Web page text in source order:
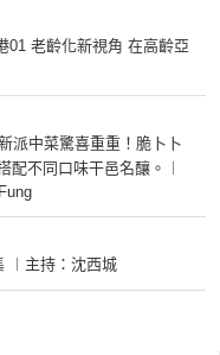
01 老齡化新視角 在高齡亞
派中菜驚喜重重！脆卜卜
不同口味干邑名釀。︱
︱主持：沈西城